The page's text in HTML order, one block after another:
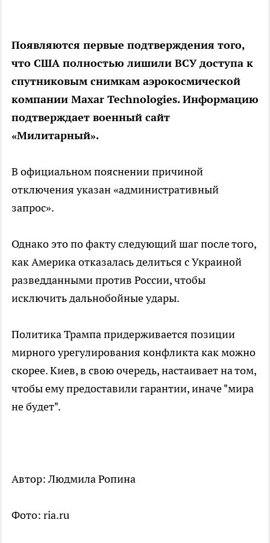
Появляются первые подтверждения того,
что США полностью лишили ВСУ доступа к
спутниковым снимкам аэрокосмической
компании Maxar Technologies. Информацию
подтверждает военный сайт
«Милитарный».
В официальном пояснении причиной
отключения указан «административный
запрос».
Однако это по факту следующий шаг после того,
как Америка отказалась делиться с Украиной
разведданными против России, чтобы
исключить дальнобойные удары.
Политика Трампа придерживается позиции
мирного урегулирования конфликта как можно
скорее. Киев, в свою очередь, настаивает на том,
чтобы ему предоставили гарантии, иначе "мира
не будет".
Автор: Людмила Ропина
Фото: ria.ru